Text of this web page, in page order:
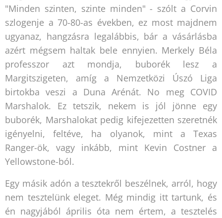
"Minden szinten, szinte minden" - szólt a Corvin
szlogenje a 70-80-as években, ez most majdnem
ugyanaz, hangzásra legalábbis, bár a vásárlásba
azért mégsem haltak bele ennyien. Merkely Béla
professzor azt mondja, buborék lesz a
Margitszigeten, amíg a Nemzetközi Úszó Liga
birtokba veszi a Duna Arénát. No meg COVID
Marshalok. Ez tetszik, nekem is jól jönne egy
buborék, Marshalokat pedig kifejezetten szeretnék
igényelni, feltéve, ha olyanok, mint a Texas
Ranger-ök, vagy inkább, mint Kevin Costner a
Yellowstone-ból.
Egy másik adón a tesztekről beszélnek, arról, hogy
nem tesztelünk eleget. Még mindig itt tartunk, és
én nagyjából április óta nem értem, a tesztelés